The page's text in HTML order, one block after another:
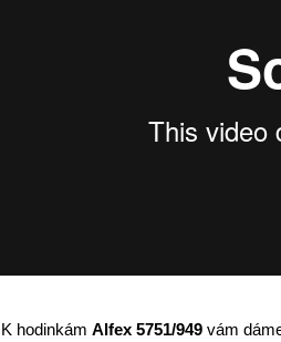
K hodinkám Alfex 5751/949 vám